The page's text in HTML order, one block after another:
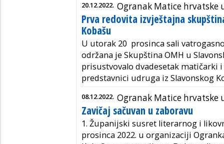
20.12.2022. Ogranak Matice hrvatske
Prva redovita izvještajna
Kobašu
U utorak 20 prosinca sali
održana je Skupština OMH u
prisustvovalo dvadesetak matičarki
predstavnici udruga iz Slavonskog
08.12.2022. Ogranak Matice hrvatske
Zavičaj sačuvan u zaboravu
1. Županijski susret literarnog i
prosinca 2022. u organizaciji